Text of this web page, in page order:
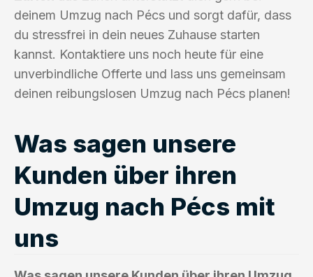
deinem Umzug nach Pécs und sorgt dafür, dass
du stressfrei in dein neues Zuhause starten
kannst. Kontaktiere uns noch heute für eine
unverbindliche Offerte und lass uns gemeinsam
deinen reibungslosen Umzug nach Pécs planen!
Was sagen unsere
Kunden über ihren
Umzug nach Pécs mit
uns